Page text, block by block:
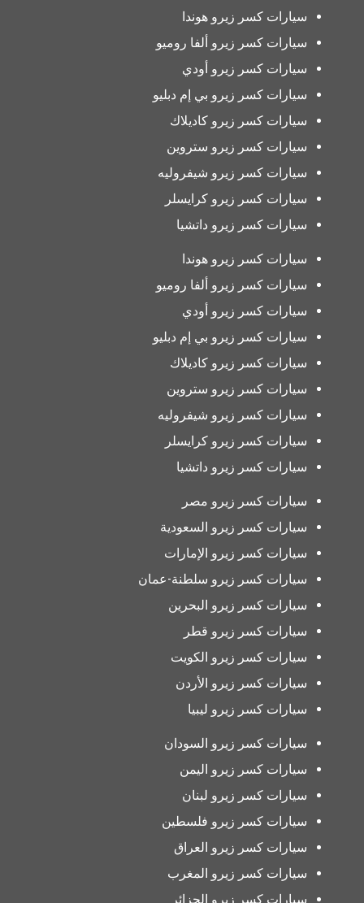
سيارات كسر زيرو هوندا
سيارات كسر زيرو ألفا روميو
سيارات كسر زيرو أودي
سيارات كسر زيرو بي إم دبليو
سيارات كسر زيرو كاديلاك
سيارات كسر زيرو ستروين
سيارات كسر زيرو شيفروليه
سيارات كسر زيرو كرايسلر
سيارات كسر زيرو داتشيا
سيارات كسر زيرو هوندا
سيارات كسر زيرو ألفا روميو
سيارات كسر زيرو أودي
سيارات كسر زيرو بي إم دبليو
سيارات كسر زيرو كاديلاك
سيارات كسر زيرو ستروين
سيارات كسر زيرو شيفروليه
سيارات كسر زيرو كرايسلر
سيارات كسر زيرو داتشيا
سيارات كسر زيرو مصر
سيارات كسر زيرو السعودية
سيارات كسر زيرو الإمارات
سيارات كسر زيرو سلطنة-عمان
سيارات كسر زيرو البحرين
سيارات كسر زيرو قطر
سيارات كسر زيرو الكويت
سيارات كسر زيرو الأردن
سيارات كسر زيرو ليبيا
سيارات كسر زيرو السودان
سيارات كسر زيرو اليمن
سيارات كسر زيرو لبنان
سيارات كسر زيرو فلسطين
سيارات كسر زيرو العراق
سيارات كسر زيرو المغرب
سيارات كسر زيرو الجزائر